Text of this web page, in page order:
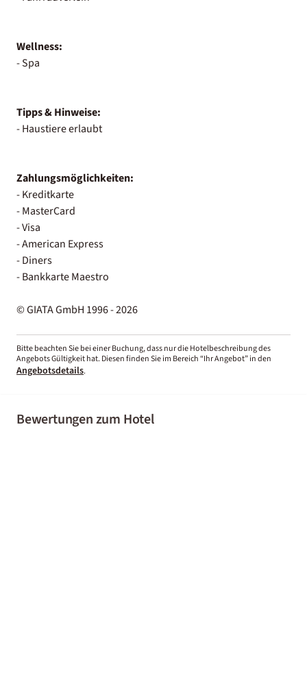
Wellness:
- Spa
Tipps & Hinweise:
- Haustiere erlaubt
Zahlungsmöglichkeiten:
- Kreditkarte
- MasterCard
- Visa
- American Express
- Diners
- Bankkarte Maestro
© GIATA GmbH 1996 - 2026
Bitte beachten Sie bei einer Buchung, dass nur die Hotelbeschreibung des
Angebots Gültigkeit hat. Diesen finden Sie im Bereich “Ihr Angebot” in den
Angebotsdetails.
Bewertungen zum Hotel